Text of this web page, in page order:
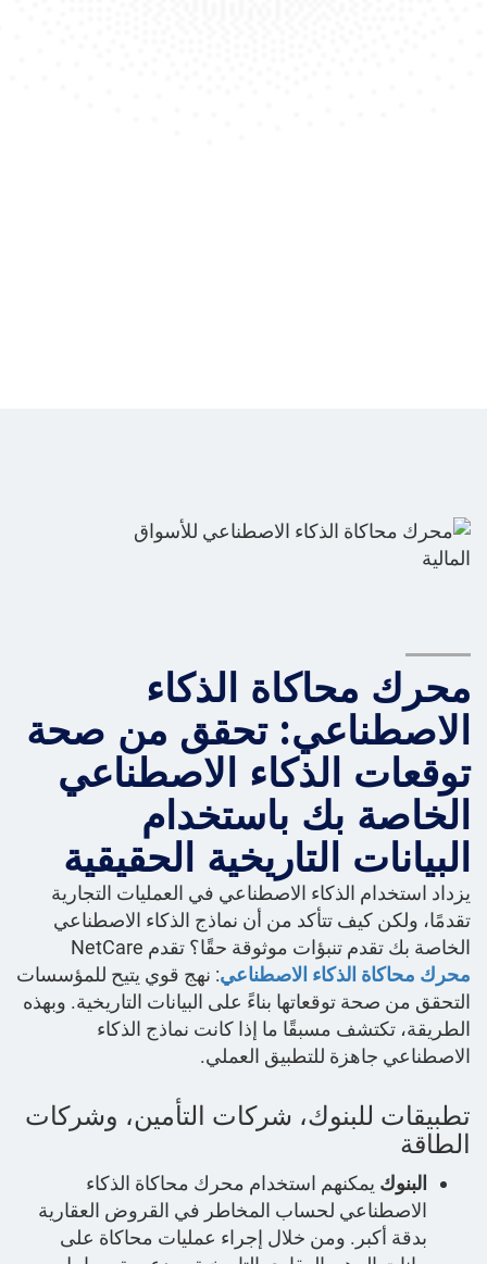
محرك محاكاة الذكاء
الاصطناعي: تحقق من صحة
توقعات الذكاء الاصطناعي
الخاصة بك باستخدام
البيانات التاريخية الحقيقية
يزداد استخدام الذكاء الاصطناعي في العمليات التجارية
تقدمًا، ولكن كيف تتأكد من أن نماذج الذكاء الاصطناعي
الخاصة بك تقدم تنبؤات موثوقة حقًا؟ تقدم NetCare
محرك محاكاة الذكاء الاصطناعي: نهج قوي يتيح للمؤسسات
التحقق من صحة توقعاتها بناءً على البيانات التاريخية. وبهذه
الطريقة، تكتشف مسبقًا ما إذا كانت نماذج الذكاء
الاصطناعي جاهزة للتطبيق العملي.
تطبيقات للبنوك، شركات التأمين، وشركات
الطاقة
البنوك يمكنهم استخدام محرك محاكاة الذكاء
الاصطناعي لحساب المخاطر في القروض العقارية
بدقة أكبر. ومن خلال إجراء عمليات محاكاة على